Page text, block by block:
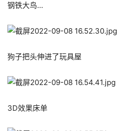
钢铁大鸟…
狗子把头伸进了玩具屋
3D效果床单